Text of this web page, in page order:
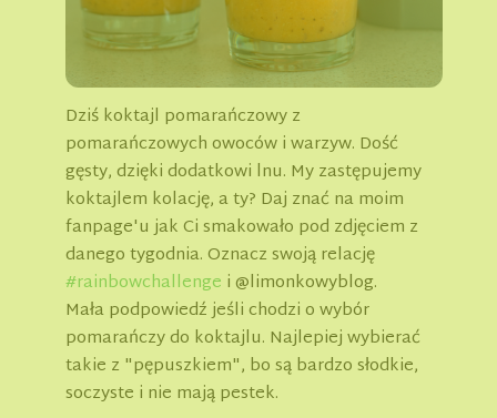
Dziś koktajl pomarańczowy z
pomarańczowych owoców i warzyw. Dość
gęsty, dzięki dodatkowi lnu. My zastępujemy
koktajlem kolację, a ty? Daj znać na moim
fanpage'u jak Ci smakowało pod zdjęciem z
danego tygodnia. Oznacz swoją relację
#rainbowchallenge i @limonkowyblog.
Mała podpowiedź jeśli chodzi o wybór
pomarańczy do koktajlu. Najlepiej wybierać
takie z "pępuszkiem", bo są bardzo słodkie,
soczyste i nie mają pestek.